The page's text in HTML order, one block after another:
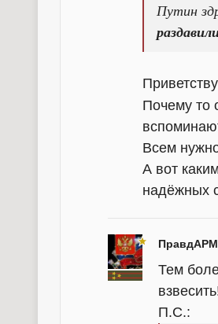
Путин
Почему то
Всем
А вот
надёжных
ПравдАРМ
Тем
П.С.: